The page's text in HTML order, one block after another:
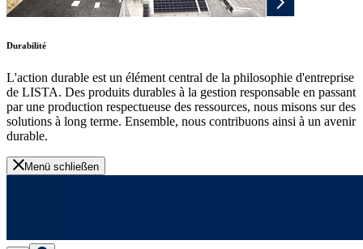
Durabilité
L'action durable est un élément central de la philosophie d'entreprise
de LISTA. Des produits durables à la gestion responsable en passant
par une production respectueuse des ressources, nous misons sur des
solutions à long terme. Ensemble, nous contribuons ainsi à un avenir
durable.
Menü schließen